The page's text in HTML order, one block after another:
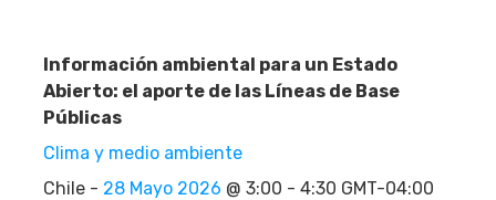
Información ambiental para un Estado
Abierto: el aporte de las Líneas de Base
Públicas
Clima y medio ambiente
Chile - 28 Mayo 2026 @ 3:00 - 4:30 GMT-04:00